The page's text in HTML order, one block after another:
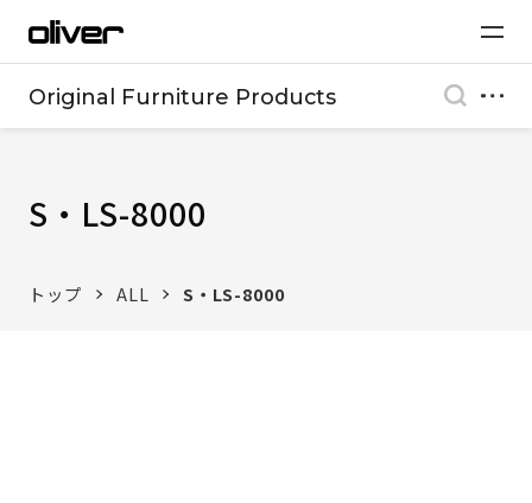
Original Furniture Products
S・LS-8000
トップ ALL S・LS-8000